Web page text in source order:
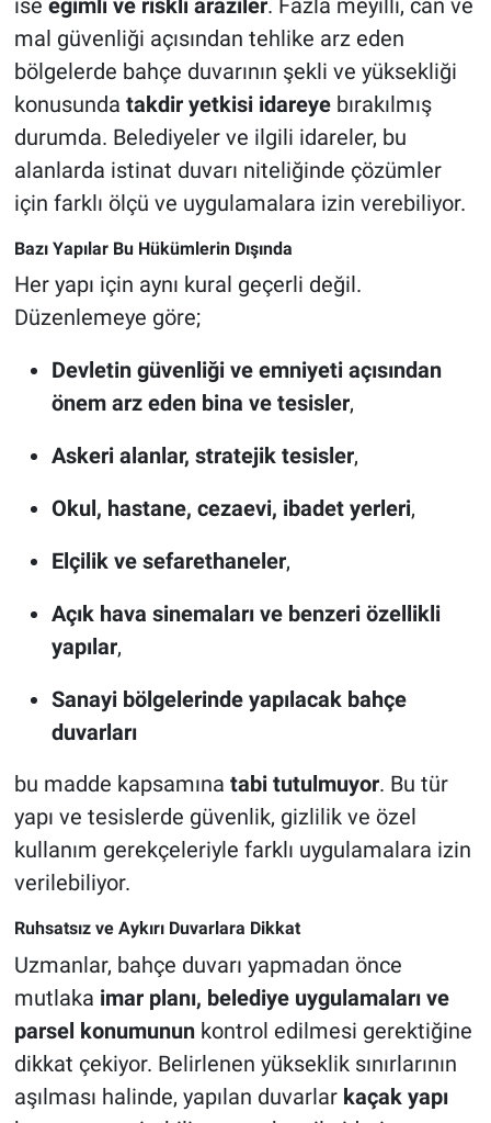
mal güvenliği açısından tehlike arz eden
bölgelerde bahçe duvarının şekli ve yüksekliği
konusunda takdir yetkisi idareyebırakılmış
durumda. Belediyeler ve ilgili idareler, bu
alanlarda istinat duvarı niteliğinde çözümler
için farklı ölçü ve uygulamalara izin verebiliyor.
Bazı Yapılar Bu Hükümlerin Dışında
Her yapı için aynı kural geçerli değil.
Düzenlemeye göre;
Devletin güvenliği ve emniyeti açısından
önem arz eden bina ve tesisler,
Askeri alanlar, stratejik tesisler,
Okul, hastane, cezaevi, ibadet yerleri,
Elçilik ve sefarethaneler,
Açık hava sinemaları ve benzeri özellikli
yapılar,
Sanayi bölgelerinde yapılacak bahçe
duvarları
bu madde kapsamına tabi tutulmuyor. Bu tür
yapı ve tesislerde güvenlik, gizlilik ve özel
kullanım gerekçeleriyle farklı uygulamalara izin
verilebiliyor.
Ruhsatsız ve Aykırı Duvarlara Dikkat
Uzmanlar, bahçe duvarı yapmadan önce
mutlaka imar planı, belediye uygulamaları ve
parsel konumununkontrol edilmesi gerektiğine
dikkat çekiyor. Belirlenen yükseklik sınırlarının
aşılması halinde, yapılan duvarlar kaçak yapı